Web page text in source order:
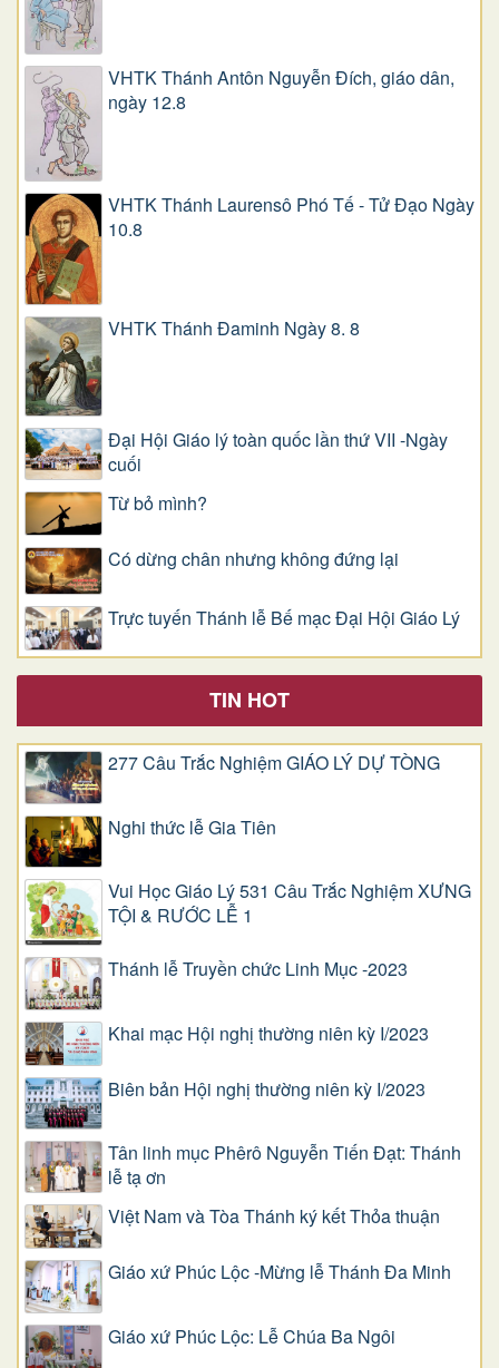
VHTK Thánh Antôn Nguyễn Ðích, giáo dân,
ngày 12.8
VHTK Thánh Laurensô Phó Tế - Tử Đạo Ngày
10.8
VHTK Thánh Đaminh Ngày 8. 8
Đại Hội Giáo lý toàn quốc lần thứ VII -Ngày
cuối
Từ bỏ mình?
Có dừng chân nhưng không đứng lại
Trực tuyến Thánh lễ Bế mạc Đại Hội Giáo Lý
TIN HOT
277 Câu Trắc Nghiệm GIÁO LÝ DỰ TÒNG
Nghi thức lễ Gia Tiên
Vui Học Giáo Lý 531 Câu Trắc Nghiệm XƯNG
TỘI & RƯỚC LỄ 1
Thánh lễ Truyền chức Linh Mục -2023
Khai mạc Hội nghị thường niên kỳ I/2023
Biên bản Hội nghị thường niên kỳ I/2023
Tân linh mục Phêrô Nguyễn Tiến Đạt: Thánh
lễ tạ ơn
Việt Nam và Tòa Thánh ký kết Thỏa thuận
Giáo xứ Phúc Lộc -Mừng lễ Thánh Đa Minh
Giáo xứ Phúc Lộc: Lễ Chúa Ba Ngôi